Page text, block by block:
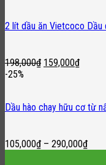
2 lít dầu ăn Vietcoco Dầu
198,000₫ Original
159,000₫Current
-25%
Dầu hào chay hữu cơ từ
105,000₫– 290,000₫